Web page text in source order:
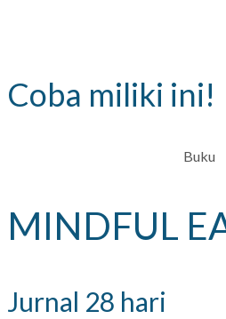
Coba miliki ini!
Buku
MINDFUL
Jurnal 28 hari